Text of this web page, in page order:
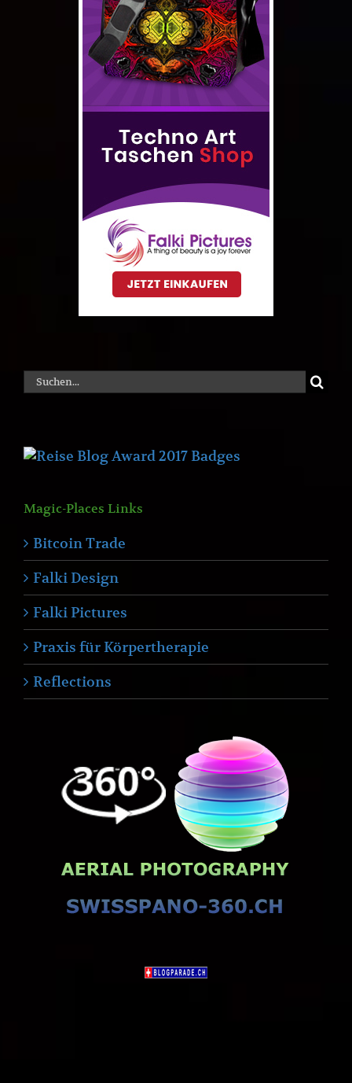
Suche
nach:
Magic-Places Links
Bitcoin Trade
Falki Design
Falki Pictures
Praxis für Körpertherapie
Reflections